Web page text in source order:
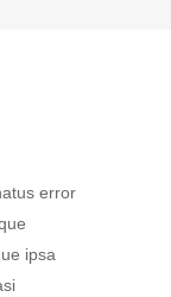
error
ipsa